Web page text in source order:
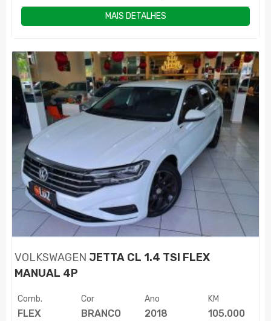
MAIS DETALHES
VOLKSWAGEN JETTA CL 1.4 TSI FLEX
MANUAL 4P
Comb.
FLEX
Cor
BRANCO
Ano
2018
KM
105.000